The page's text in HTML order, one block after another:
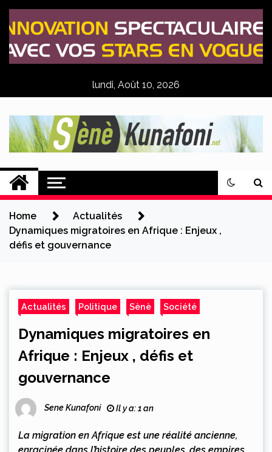
Skip
content
lundi, Août 10, 2026
Sènè Kunafoni
Actualités Agricoles
Home
Actualités
Dynamiques migratoires en Afrique : Enjeux ,
défis et gouvernance
Actualités Politique Sènè Société
Dynamiques migratoires en
Afrique : Enjeux , défis et
gouvernance
Sene Kunafoni Il y a: 1 an
La migration en Afrique est une réalité ancienne,